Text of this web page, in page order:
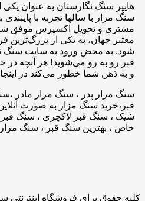
هایپر سنگ نگارستان به عنوان
سنگ مزار با سالها تجربه با
مشتری و تحویل اکسپرس موفق
معتبر جهان، به یکی از بزرگ‌ترین
شود. به محض ورود به سایت سنگ
قبر رو به رو می‌شوید! هر آنچه در
و به ذهن شما خطور می‌کند در اینجا
سنگ مزار پدر ، سنگ مزار مادر
قبر،خرید سنگ مزار به صورت
شیک ، سنگ قبر لاکچری ، سنگ قبر
خاص ، بهترین سنگ قبر ، سنگ
کلیه حقوق برای فروشگاه